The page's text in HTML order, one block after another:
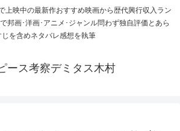
上映中の最新作おすすめ映画から歴代興行収入ラン
邦画･洋画･アニメ･ジャンル問わず独自評価とあら
じを含めネタバレ感想を執筆
ース考察デミタス木村